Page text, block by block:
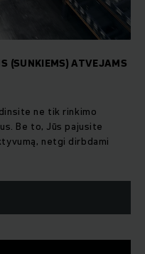
(SUNKIEMS) ATVEJAMS
ne tik rinkimo
Be to, Jūs pajusite
netgi dirbdami